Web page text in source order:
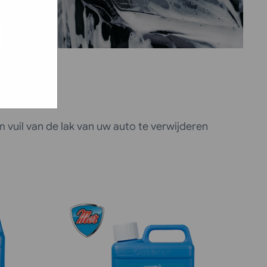
van de lak van uw auto te verwijderen
zij
van